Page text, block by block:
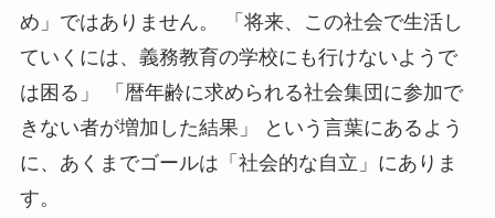
め」ではありません。 「将来、この社会で生活し
ていくには、義務教育の学校にも行けないようで
は困る」 「暦年齢に求められる社会集団に参加で
きない者が増加した結果」 という言葉にあるよう
に、あくまでゴールは「社会的な自立」にありま
す。